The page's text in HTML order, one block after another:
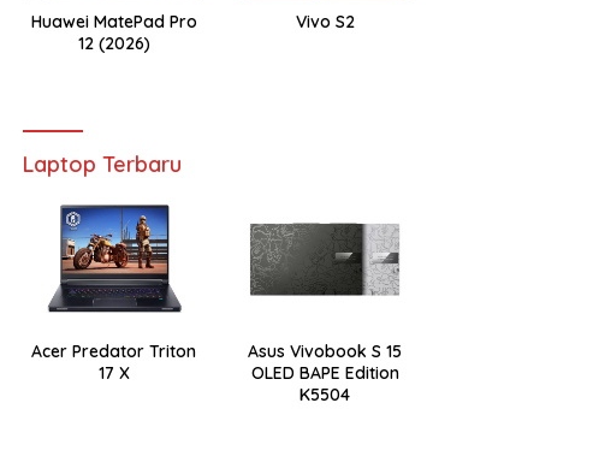
Huawei MatePad Pro
12 (2026)
Vivo S2
Laptop Terbaru
Acer Predator Triton
17 X
Asus Vivobook S 15
OLED BAPE Edition
K5504